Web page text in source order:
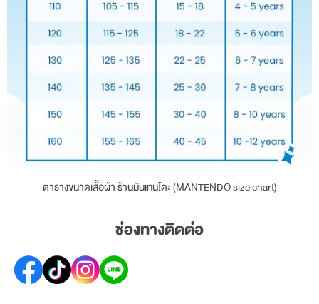
ตารางขนาดเสื้อผ้า ร้านมันเทนโดะ (MANTENDO size chart)
ช่องทางติดต่อ